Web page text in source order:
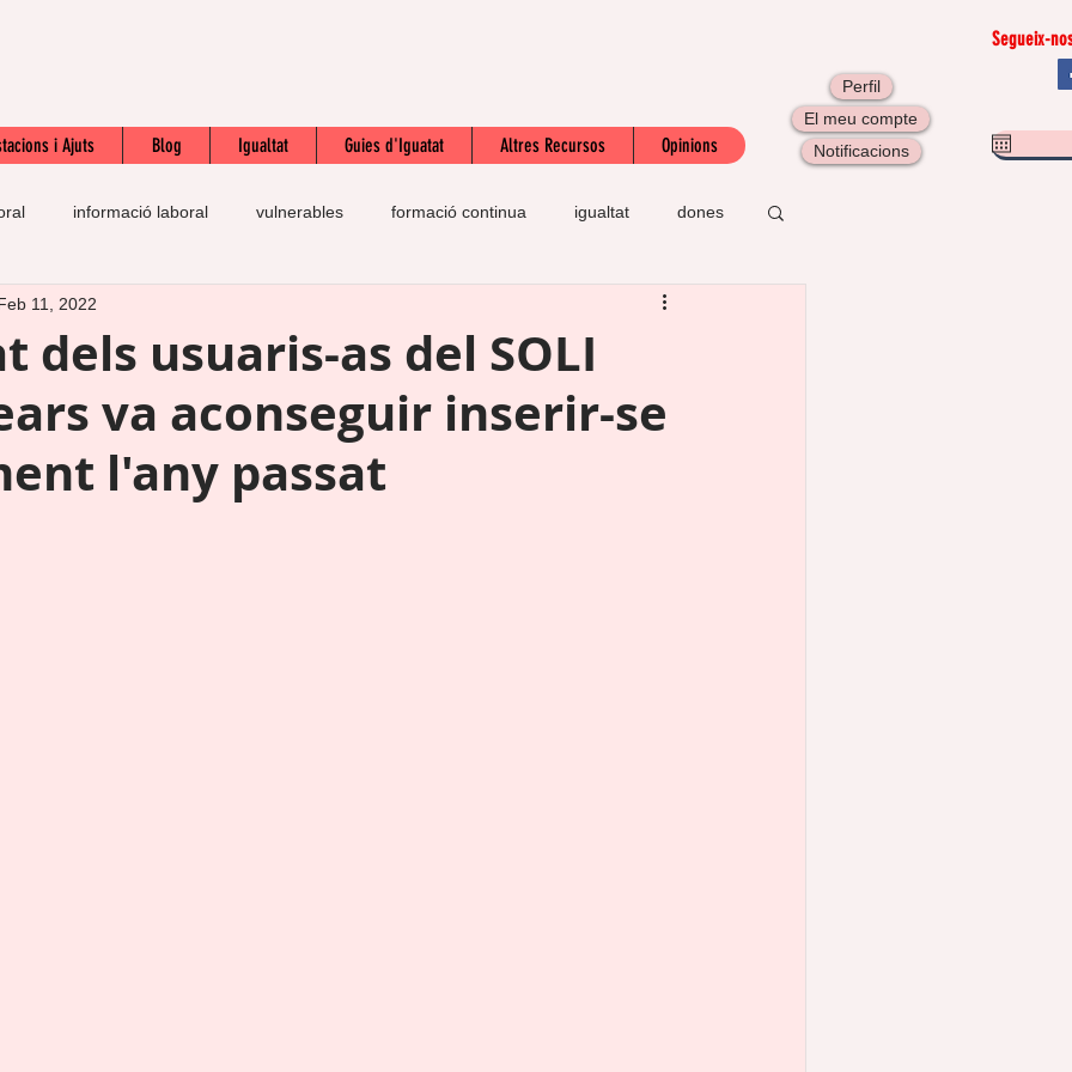
Segueix-
i Ajuts Blog Igualtat Guies d'Iguatat Altres Recursos Opinions
Perfil
El meu compte
Notificacions
informació laboral vulnerables formació continua igualtat dones
prestació
IQPIB contracte laboral salari mínim interprofessional LGBTI
drets laborals
dels usuaris-as del SOLI
va aconseguir inserir-se
l'any passat
11, 2022